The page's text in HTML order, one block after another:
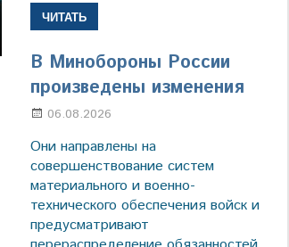
ЧИТАТЬ
В Минобороны России
произведены изменения
06.08.2026
Они направлены на
совершенствование систем
материального и военно-
технического обеспечения войск и
предусматривают